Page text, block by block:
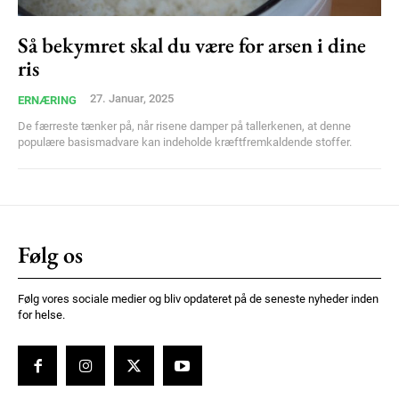
Member full access
100DKK
Donec quis est ac felis
YEARLY PRICING
Så bekymret skal du være for arsen i dine
ris
ERNÆRING 27. Januar, 2025
De færreste tænker på, når risene damper på tallerkenen, at denne
populære basismadvare kan indeholde kræftfremkaldende stoffer.
Følg os
Følg vores sociale medier og bliv opdateret på de seneste nyheder inden
for helse.